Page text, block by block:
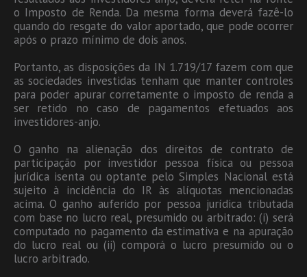
o Imposto de Renda. Da mesma forma deverá fazê-lo
quando do resgate do valor aportado, que pode ocorrer
após o prazo mínimo de dois anos.
Portanto, as disposições da IN 1.719/17 fazem com que
as sociedades investidas tenham que manter controles
para poder apurar corretamente o imposto de renda a
ser retido no caso de pagamentos efetuados aos
investidores-anjo.
O ganho na alienação dos direitos de contrato de
participação por investidor pessoa física ou pessoa
jurídica isenta ou optante pelo Simples Nacional está
sujeito à incidência do IR às alíquotas mencionadas
acima. O ganho auferido por pessoa jurídica tributada
com base no lucro real, presumido ou arbitrado: (i) será
computado no pagamento da estimativa e na apuração
do lucro real ou (ii) comporá o lucro presumido ou o
lucro arbitrado.